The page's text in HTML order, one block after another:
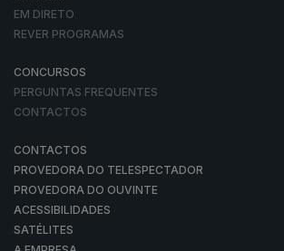
EM DIRETO
REVER PROGRAMAS
CONCURSOS
PERGUNTAS FREQUENTES
CONTACTOS
CONTACTOS
PROVEDORA DO TELESPECTADOR
PROVEDORA DO OUVINTE
ACESSIBILIDADES
SATÉLITES